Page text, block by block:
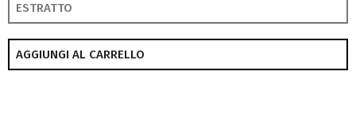
ESTRATTO
AGGIUNGI AL CARRELLO